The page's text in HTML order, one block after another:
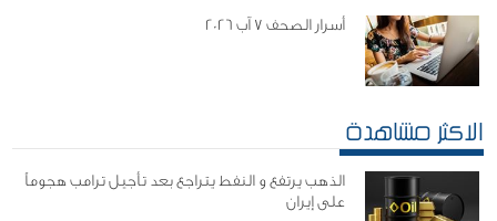
أسرار الصحف 7 آب 2026
الاكثر مشاهدة
الذهب يرتفع و النفط يتراجع بعد تأجيل ترامب هجوماً
على إيران